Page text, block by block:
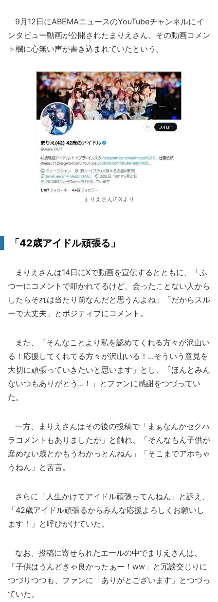
9月12日にABEMAニュースのYouTubeチャンネルにイ
ンタビュー動画が公開されたまりえさん。その動画コメン
ト欄に心無い声が書き込まれていたという。
まりえさんのXより
「42歳アイドル頑張る」
まりえさんは14日にXで動画を宣伝するとともに、「ふ
つーにコメントで叩かれてるけど、会ったことない人から
したらそれは当たり前なんだと思うんよね」「だからスル
ーで大丈夫」とポジティブにコメント。
また、「そんなことより私を認めてくれる方々が沢山い
る！応援してくれてる方々が沢山いる！...そういう意見を
大切に頑張っていきたいと思います」とし、「ほんとみん
ないつもありがとう...！」とファンに感謝をつづってい
た。
一方、まりえさんはその後の投稿で「まぁなんかセクハ
ラコメントもありましたが」と触れ、「そんなもん子供が
産めない歳とかもうわかっとんねん」「そこまでアホちゃ
うねん」と苦言。
さらに「人生かけてアイドル頑張ってんねん」と訴え、
「42歳アイドル頑張るからみんな応援よろしくお願いし
ます！」と呼びかけていた。
なお、投稿に寄せられたエールの中でまりえさんは、
「子供はうんどきゃ良かったぁー！ww」と冗談交じりに
つづりつつも、ファンに「ありがとございます」とつづっ
ていた。